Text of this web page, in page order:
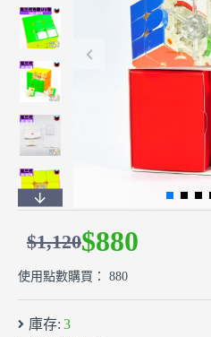
庫存: 3
$880
$1,120
使用點數購買： 880